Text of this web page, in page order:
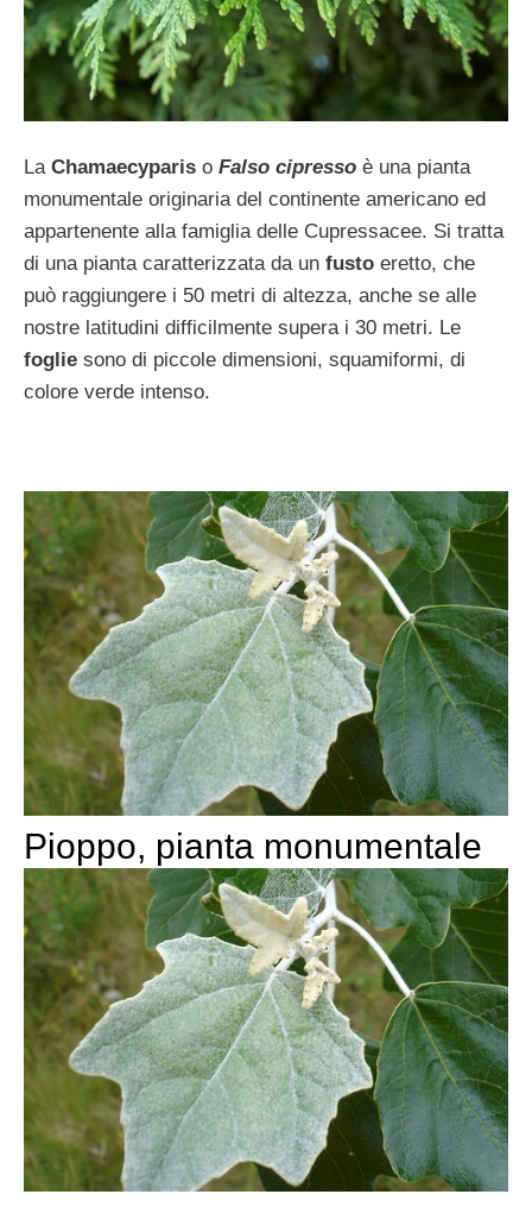
La Chamaecyparis o Falso cipresso è una pianta
monumentale originaria del continente americano ed
appartenente alla famiglia delle Cupressacee. Si tratta
di una pianta caratterizzata da un fusto eretto, che
può raggiungere i 50 metri di altezza, anche se alle
nostre latitudini difficilmente supera i 30 metri. Le
foglie sono di piccole dimensioni, squamiformi, di
colore verde intenso.
Pioppo, pianta monumentale